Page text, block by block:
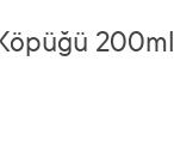
200ml